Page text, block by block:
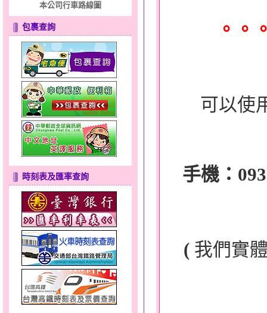
本公司行車路線圖
包裹查詢
時刻表及匯率查詢
。。
可以使
手機：
( 我們實